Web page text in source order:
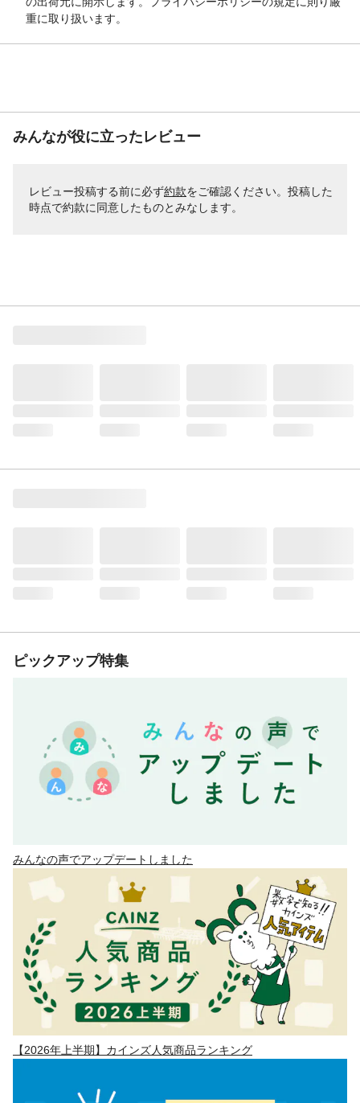
重に取り扱います。
みんなが役に立ったレビュー
レビュー投稿する前に必ず約款をご確認ください。投稿した
時点で約款に同意したものとみなします。
ピックアップ特集
みんなの声でアップデートしました
【2026年上半期】カインズ人気商品ランキング